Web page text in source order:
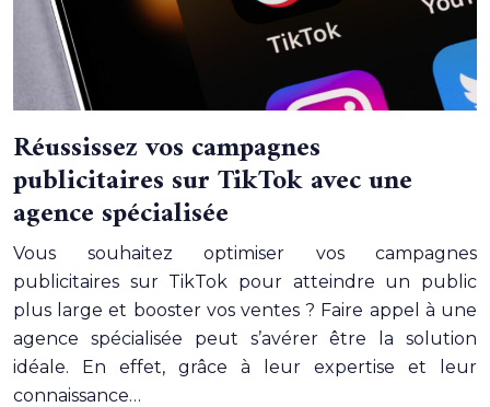
Réussissez vos campagnes
publicitaires sur TikTok avec une
agence spécialisée
Vous souhaitez optimiser vos campagnes
publicitaires sur TikTok pour atteindre un public
plus large et booster vos ventes ? Faire appel à une
agence spécialisée peut s’avérer être la solution
idéale. En effet, grâce à leur expertise et leur
connaissance…